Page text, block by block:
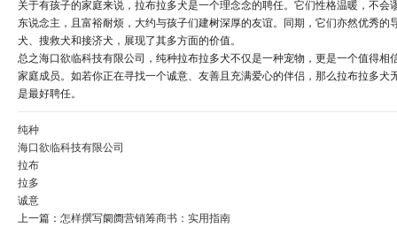
关于有孩子的家庭来说，拉布拉多犬是一个理念念的聘任。它们性格温暖，不会
东说念主，且富裕耐烦，大约与孩子们建树深厚的友谊。同期，它们亦然优秀的
犬、搜救犬和接济犬，展现了其多方面的价值。
总之海口欲临科技有限公司，纯种拉布拉多犬不仅是一种宠物，更是一个值得相
家庭成员。如若你正在寻找一个诚意、友善且充满爱心的伴侣，那么拉布拉多犬
是最好聘任。
纯种
海口欲临科技有限公司
拉布
拉多
诚意
上一篇： 怎样撰写阛阓营销筹商书：实用指南